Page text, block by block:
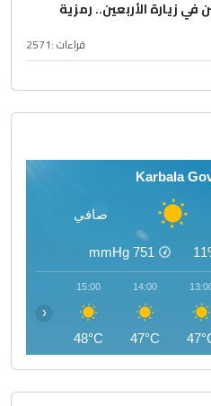
زيارة الأربعين.. رمزية
قراءات :2571
Karbala
صافي
751
mmHg
14:00
47°C
15:00
48°C
‹